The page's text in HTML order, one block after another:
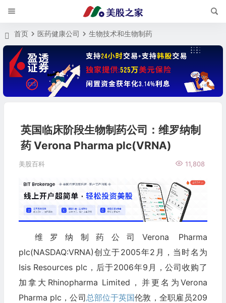
首页 医药健康公司 生物技术和生物制药
英国临床阶段生物制药公司：维罗纳制
药 Verona Pharma plc(VRNA)
美股百科 11,808
维罗纳制药公司Verona Pharma
plc(NASDAQ:VRNA)创立于2005年2月，当时名为
Isis Resources plc，后于2006年9月，公司收购了
加拿大Rhinopharma Limited，并更名为Verona
Pharma plc，公司总部位于英国伦敦，全职雇员209